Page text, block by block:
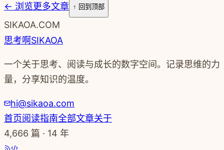
← 浏览更多文章 ↑ 回到顶部
SIKAOA.COM
思考啊SIKAOA
一个关于思考、阅读与成长的数字空间。记录思维的力
量，分享知识的温度。
hi@sikaoa.com
首页阅读指南全部文章关于
4,666 篇 · 14 年